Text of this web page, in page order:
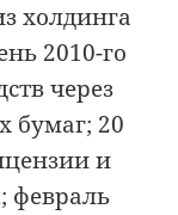
холдинга
2010-го
через
20
и
февраль